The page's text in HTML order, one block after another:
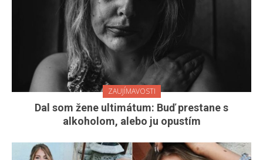
ZAUJÍMAVOSTI
Dal som žene ultimátum: Buď prestane s
alkoholom, alebo ju opustím